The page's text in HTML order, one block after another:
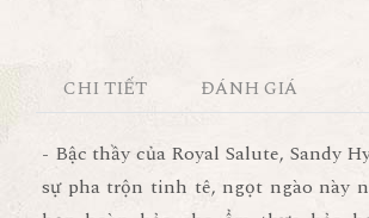
CHI TIẾT ĐÁNH GIÁ
- Bậc thầy của Royal Salute, Sandy
sự pha trộn tinh tê, ngọt ngào này